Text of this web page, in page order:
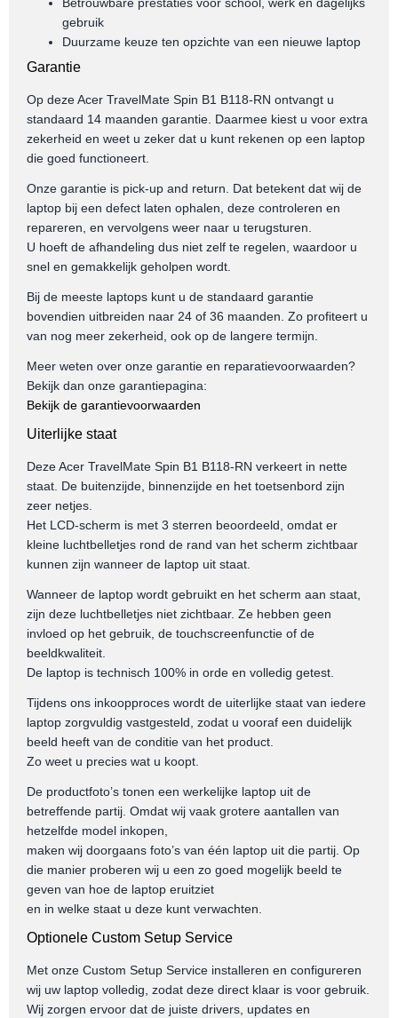
gebruik
Duurzame keuze ten opzichte van een nieuwe laptop
Garantie
Op deze Acer TravelMate Spin B1 B118-RN ontvangt u
standaard 14 maanden garantie. Daarmee kiest u voor extra
zekerheid en weet u zeker dat u kunt rekenen op een laptop
die goed functioneert.
Onze garantie is pick-up and return. Dat betekent dat wij de
laptop bij een defect laten ophalen, deze controleren en
repareren, en vervolgens weer naar u terugsturen.
U hoeft de afhandeling dus niet zelf te regelen, waardoor u
snel en gemakkelijk geholpen wordt.
Bij de meeste laptops kunt u de standaard garantie
bovendien uitbreiden naar 24 of 36 maanden. Zo profiteert u
van nog meer zekerheid, ook op de langere termijn.
Meer weten over onze garantie en reparatievoorwaarden?
Bekijk dan onze garantiepagina:
Bekijk de garantievoorwaarden
Uiterlijke staat
Deze Acer TravelMate Spin B1 B118-RN verkeert in nette
staat. De buitenzijde, binnenzijde en het toetsenbord zijn
zeer netjes.
Het LCD-scherm is met 3 sterren beoordeeld, omdat er
kleine luchtbelletjes rond de rand van het scherm zichtbaar
kunnen zijn wanneer de laptop uit staat.
Wanneer de laptop wordt gebruikt en het scherm aan staat,
zijn deze luchtbelletjes niet zichtbaar. Ze hebben geen
invloed op het gebruik, de touchscreenfunctie of de
beeldkwaliteit.
De laptop is technisch 100% in orde en volledig getest.
Tijdens ons inkoopproces wordt de uiterlijke staat van iedere
laptop zorgvuldig vastgesteld, zodat u vooraf een duidelijk
beeld heeft van de conditie van het product.
Zo weet u precies wat u koopt.
De productfoto’s tonen een werkelijke laptop uit de
betreffende partij. Omdat wij vaak grotere aantallen van
hetzelfde model inkopen,
maken wij doorgaans foto’s van één laptop uit die partij. Op
die manier proberen wij u een zo goed mogelijk beeld te
geven van hoe de laptop eruitziet
en in welke staat u deze kunt verwachten.
Optionele Custom Setup Service
Met onze Custom Setup Service installeren en configureren
wij uw laptop volledig, zodat deze direct klaar is voor gebruik.
Wij zorgen ervoor dat de juiste drivers, updates en